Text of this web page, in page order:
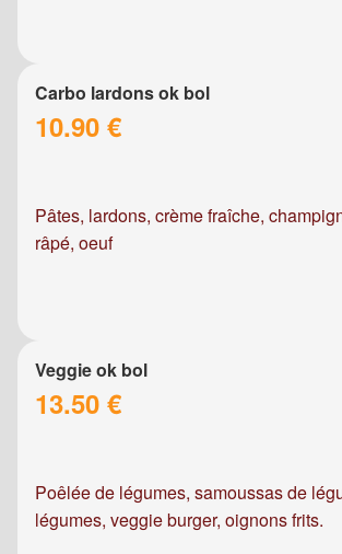
Carbo lardons ok bol
10.90 €
Pâtes, lardons, crème fraîche,
râpé, oeuf
Veggie ok bol
13.50 €
Poêlée de légumes, samoussas de
légumes, veggie burger, oignons frits.